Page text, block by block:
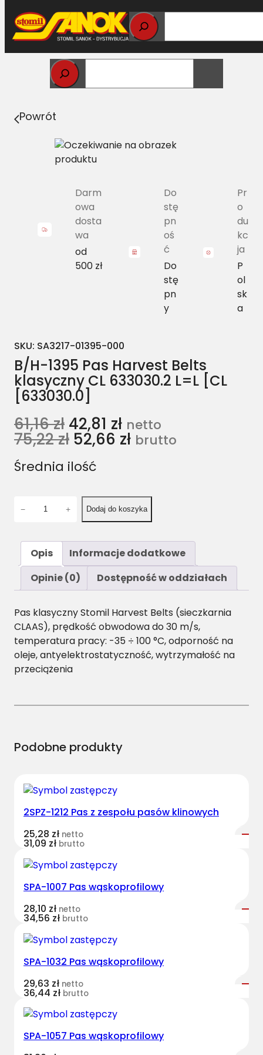
Przejdź
do
treści
Strona główna>
klasyczny CL 633030.2 L=L [CL [633030.0]
Powrót
Darm
owa
dosta
wa
od
500 zł
Do
stę
pn
oś
ć
Do
stę
pn
y
Pr
o
du
kc
ja
P
ol
sk
a
SKU: SA3217-01395-000
B/H-1395 Pas Harvest Belts
klasyczny CL 633030.2 L=L [CL
[633030.0]
61,16zł 42,81 zł netto
75,22zł 52,66 zł brutto
Średnia ilość
/
-
1
3
9
5
a
− + Dodaj do koszyka
Opis
Informacje dodatkowe
Opinie (0)
Dostępność w oddziałach
Pas klasyczny Stomil Harvest Belts (sieczkarnia
CLAAS), prędkość obwodowa do 30 m/s,
temperatura pracy: -35 ÷ 100 °C, odporność na
oleje, antyelektrostatyczność, wytrzymałość na
przeciążenia
Podobne produkty
2SPZ-1212 Pas z zespołu pasów klinowych
25,28 zł netto
31,09 zł brutto
SPA-1007 Pas wąskoprofilowy
28,10 zł netto
34,56 zł brutto
SPA-1032 Pas wąskoprofilowy
29,63 zł netto
36,44 zł brutto
SPA-1057 Pas wąskoprofilowy